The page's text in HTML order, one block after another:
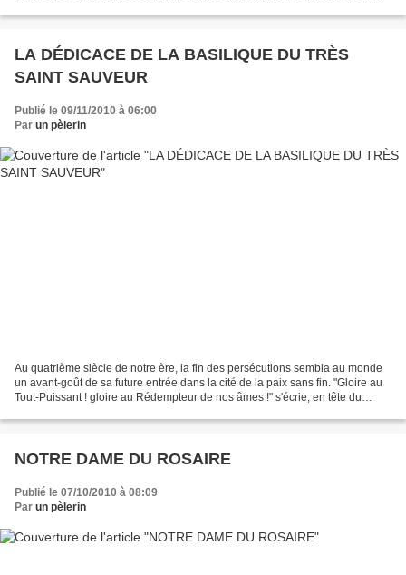
LA DÉDICACE DE LA BASILIQUE DU TRÈS
SAINT SAUVEUR
Publié le 09/11/2010 à 06:00
Par un pèlerin
Au quatrième siècle de notre ère, la fin des persécutions sembla au monde
un avant-goût de sa future entrée dans la cité de la paix sans fin. "Gloire au
Tout-Puissant ! gloire au Rédempteur de nos âmes !" s'écrie, en tête du
NOTRE DAME DU ROSAIRE
Publié le 07/10/2010 à 08:09
Par un pèlerin